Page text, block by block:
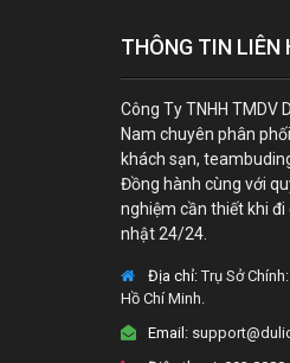
THÔNG TIN LIÊN
Công Ty TNHH TMDV
Nam chuyên phân
khách sạn,
Đồng hành cùng với
nghiệm cần thiết khi
nhật 24/24.
Địa chỉ:Trụ Sở
Hồ Chí Minh.
Email: